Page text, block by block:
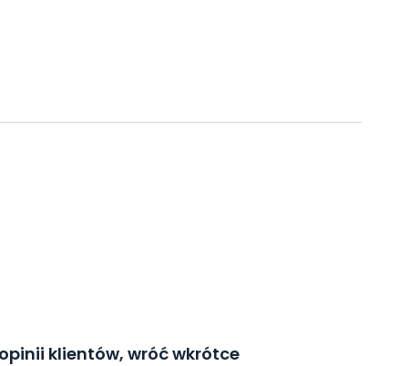
klientów, wróć wkrótce